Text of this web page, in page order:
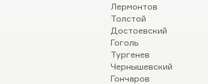
Лермонтов
Толстой
Достоевский
Гоголь
Тургенев
Чернышевский
Гончаров